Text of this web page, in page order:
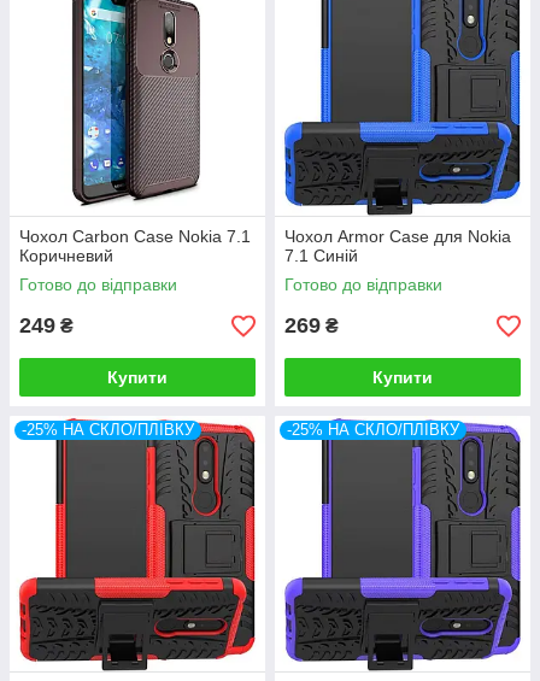
Чохол Carbon Case Nokia 7.1
Коричневий
Готово до відправки
249 ₴
Купити
Чохол Armor Case для Nokia
7.1 Синій
Готово до відправки
269 ₴
Купити
-25% НА СКЛО/ПЛІВКУ -25% НА СКЛО/ПЛІВКУ